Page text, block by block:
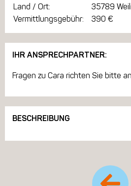
Land / Ort:
35789
Vermittlungsgebühr:
390 €
IHR ANSPRECHPARTNER:
Fragen zu Cara richten Sie bitte
BESCHREIBUNG